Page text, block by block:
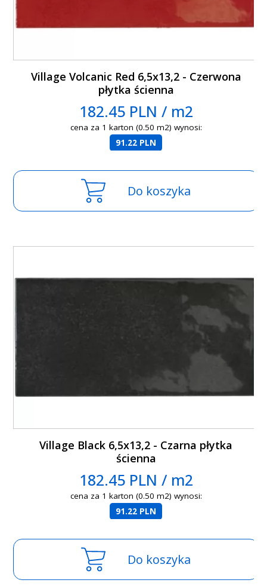
Village Volcanic Red 6,5x13,2 - Czerwona
płytka ścienna
182.45 PLN / m2
cena za 1 karton (0.50 m2) wynosi:
91.22 PLN
Do koszyka
Village Black 6,5x13,2 - Czarna płytka
ścienna
182.45 PLN / m2
cena za 1 karton (0.50 m2) wynosi:
91.22 PLN
Do koszyka